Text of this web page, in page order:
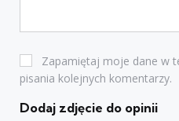
Zapamiętaj moje dane w
pisania kolejnych komentarzy.
Dodaj zdjęcie do opinii